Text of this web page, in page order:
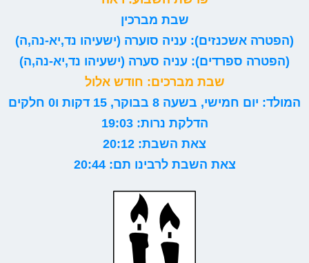
שבת מברכין
(הפטרה אשכנזים): עניה סוערה (ישעיהו נד,יא-נה,ה)
(הפטרה ספרדים): עניה סערה (ישעיהו נד,יא-נה,ה)
שבת מברכים: חודש אלול
המולד: יום חמישי, בשעה 8 בבוקר, 15 דקות ו0 חלקים
הדלקת נרות: 19:03
צאת השבת: 20:12
צאת השבת לרבינו תם: 20:44